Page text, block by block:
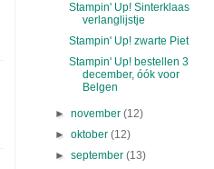
Stampin' Up! Sinterklaas
verlanglijstje
Stampin' Up! zwarte Piet
Stampin' Up! bestellen 3
december, óók voor
Belgen
►november(12)
►oktober(12)
►september(13)